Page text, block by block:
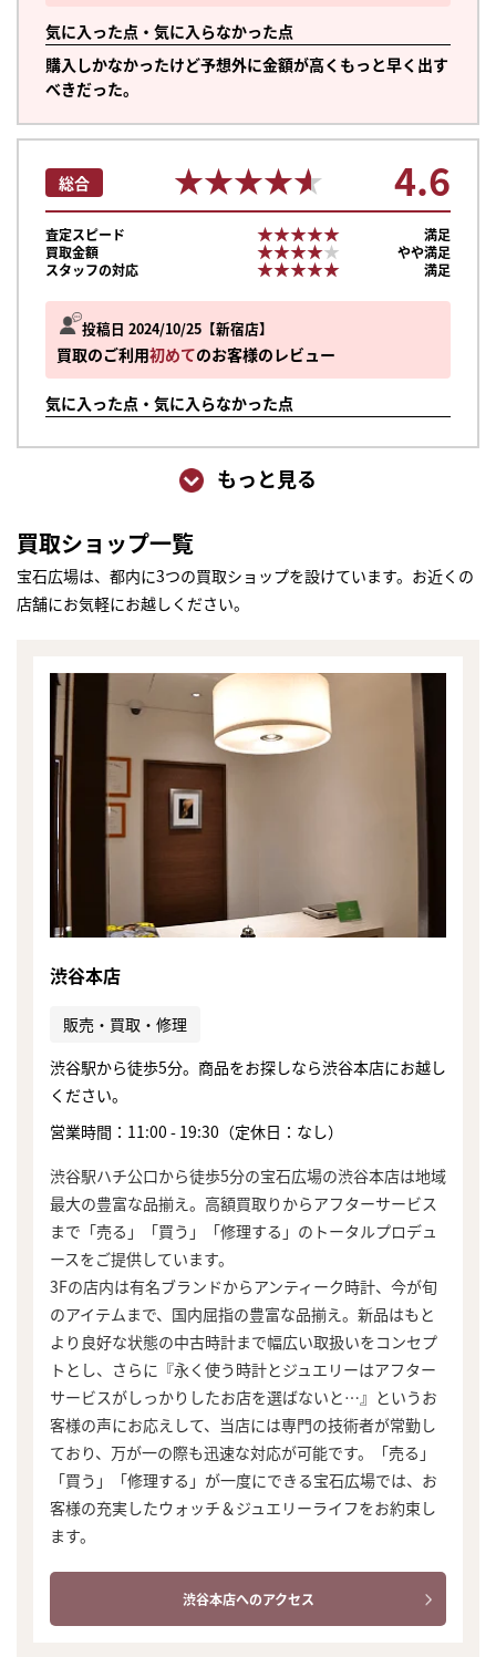
気に入った点・気に入らなかった点
購入しかなかったけど予想外に金額が高くもっと早く出す
べきだった。
投稿日 2024/10/25 新宿店
買取のご利用初めてのお客様のレビュー
気に入った点・気に入らなかった点
総合 ★★★★★
★★★★★ 4.6
査定スピード ★★★★★
★★★★★
満足
買取金額
★★★★★
★★★★★
やや満足
スタッフの対応
★★★★★
★★★★★ 満足
もっと見る
買取ショップ一覧
宝石広場は、都内に3つの買取ショップを設けています。お近くの
店舗にお気軽にお越しください。
渋谷本店
販売・買取・修理
渋谷駅から徒歩5分。商品をお探しなら渋谷本店にお越し
ください。
営業時間：11:00 - 19:30（定休日：なし）
渋谷駅ハチ公口から徒歩5分の宝石広場の渋谷本店は地域
最大の豊富な品揃え。高額買取りからアフターサービス
まで「売る」「買う」「修理する」のトータルプロデュ
ースをご提供しています。
3Fの店内は有名ブランドからアンティーク時計、今が旬
のアイテムまで、国内屈指の豊富な品揃え。新品はもと
より良好な状態の中古時計まで幅広い取扱いをコンセプ
トとし、さらに『永く使う時計とジュエリーはアフター
サービスがしっかりしたお店を選ばないと…』というお
客様の声にお応えして、当店には専門の技術者が常勤し
ており、万が一の際も迅速な対応が可能です。「売る」
「買う」「修理する」が一度にできる宝石広場では、お
客様の充実したウォッチ＆ジュエリーライフをお約束し
ます。
渋谷本店へのアクセス
まずは
かんたん30秒でお試し査定